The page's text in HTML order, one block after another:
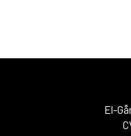
El-